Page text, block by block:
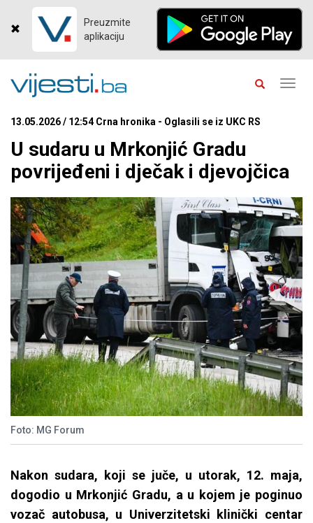
Preuzmite
aplikaciju
13.05.2026 / 12:54 Crna hronika - Oglasili se iz UKC RS
U sudaru u Mrkonjić Gradu
povrijeđeni i dječak i djevojčica
Foto: MG Forum
Nakon sudara, koji se juče, u utorak, 12. maja,
dogodio u Mrkonjić Gradu, a u kojem je poginuo
vozač autobusa, u Univerzitetski klinički centar